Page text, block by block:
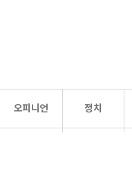
오피니언 정치